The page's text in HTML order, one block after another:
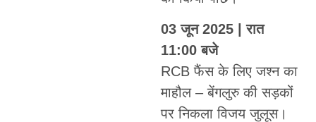
03 जून 2025 | रात
11:00 बजे
RCB फैंस के लिए जश्न का
माहौल – बेंगलुरु की सड़कों
पर निकला विजय जुलूस।